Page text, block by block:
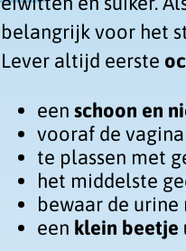
belangrijk voor het
Lever altijd eerste
een schoon en
vooraf de
te plassen met
het middelste
bewaar de
een klein beetje